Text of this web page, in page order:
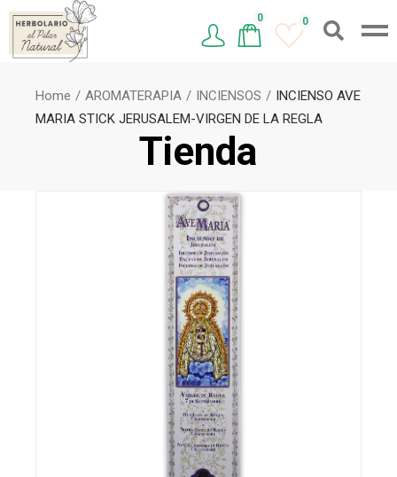
0 0
Tienda
Home AROMATERAPIA INCIENSOS
INCIENSO AVE
MARIA STICK JERUSALEM-VIRGEN DE LA REGLA